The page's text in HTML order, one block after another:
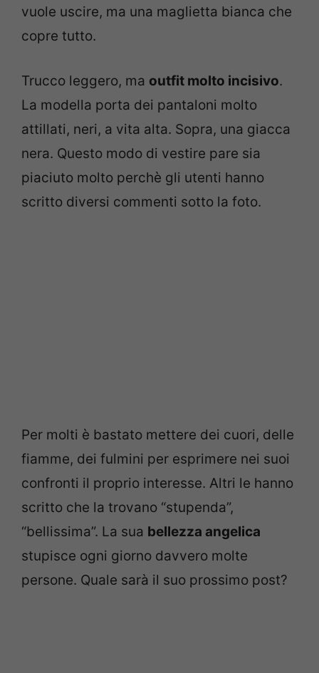
vuole uscire, ma una maglietta bianca che
copre tutto.
Trucco leggero, ma outfit molto incisivo.
La modella porta dei pantaloni molto
attillati, neri, a vita alta. Sopra, una giacca
nera. Questo modo di vestire pare sia
piaciuto molto perchè gli utenti hanno
scritto diversi commenti sotto la foto.
Per molti è bastato mettere dei cuori, delle
fiamme, dei fulmini per esprimere nei suoi
confronti il proprio interesse. Altri le hanno
scritto che la trovano “stupenda”,
“bellissima”. La sua bellezza angelica
stupisce ogni giorno davvero molte
persone. Quale sarà il suo prossimo post?